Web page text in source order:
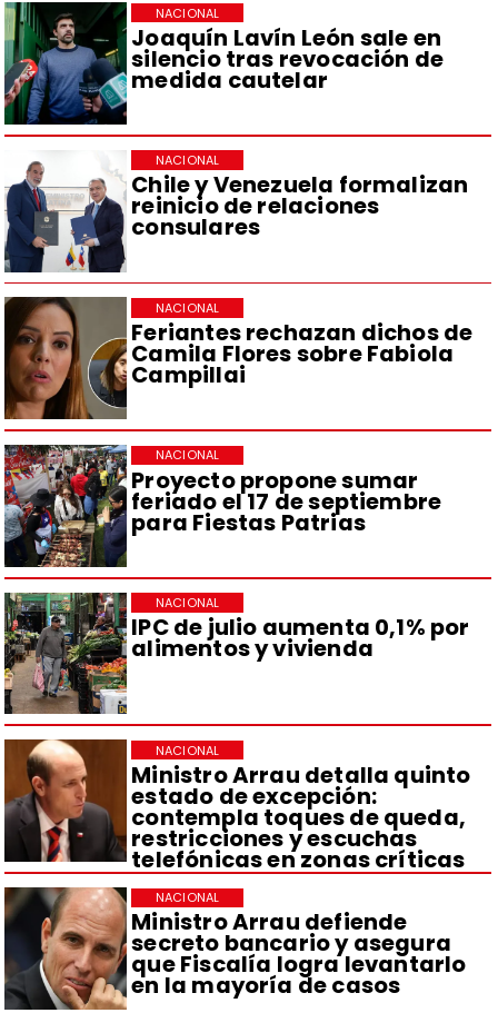
Joaquín Lavín León sale en
silencio tras revocación de
medida cautelar
NACIONAL
Chile y Venezuela formalizan
reinicio de relaciones
consulares
NACIONAL
Feriantes rechazan dichos de
Camila Flores sobre Fabiola
Campillai
NACIONAL
Proyecto propone sumar
feriado el 17 de septiembre
para Fiestas Patrias
NACIONAL
IPC de julio aumenta 0,1% por
alimentos y vivienda
NACIONAL
Ministro Arrau detalla quinto
estado de excepción:
contempla toques de queda,
restricciones y escuchas
telefónicas en zonas críticas
NACIONAL
Ministro Arrau defiende
secreto bancario y asegura
que Fiscalía logra levantarlo
en la mayoría de casos
NACIONAL